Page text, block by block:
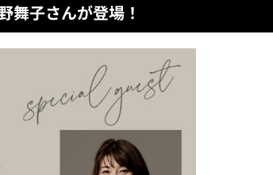
舞子さんが登場！